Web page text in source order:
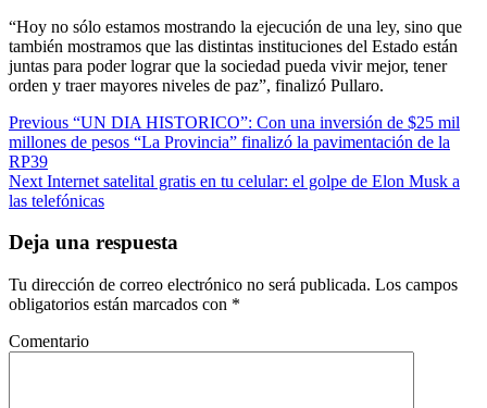
“Hoy no sólo estamos mostrando la ejecución de una ley, sino que
también mostramos que las distintas instituciones del Estado están
juntas para poder lograr que la sociedad pueda vivir mejor, tener
orden y traer mayores niveles de paz”, finalizó Pullaro.
Previous “UN DIA HISTORICO”: Con una inversión de $25 mil
millones de pesos “La Provincia” finalizó la pavimentación de la
RP39
Next Internet satelital gratis en tu celular: el golpe de Elon Musk a
las telefónicas
Deja una respuesta
Tu dirección de correo electrónico no será publicada. Los campos
obligatorios están marcados con *
Comentario